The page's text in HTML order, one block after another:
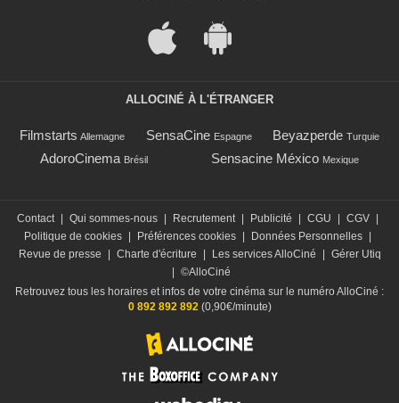
ALLOCINÉ À L'ÉTRANGER
Filmstarts Allemagne SensaCine Espagne Beyazperde Turquie
AdoroCinema Brésil Sensacine México Mexique
Contact | Qui sommes-nous | Recrutement | Publicité | CGU | CGV |
Politique de cookies | Préférences cookies | Données Personnelles |
Revue de presse
| Charte d'écriture | Les services AlloCiné | Gérer Utiq
| ©AlloCiné
Retrouvez tous les horaires et infos de votre cinéma sur le numéro AlloCiné :
0 892 892 892 (0,90€/minute)